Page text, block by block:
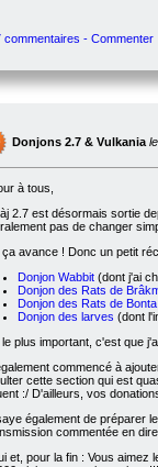
commentaires - Commenter
Donjons 2.7 & Vulkania
à tous,
2.7 est désormais sortie
pas de changer
ça avance ! Donc un petit
Donjon Wabbit (dont j'ai
Donjon des Rats de
Donjon des Rats de Bonta
Donjon des larves (dont
le plus important, c'est que
commencé à
cette section qui est
:/ D'ailleurs, vos
également de préparer
commentée en
et, pour la fin : Vous